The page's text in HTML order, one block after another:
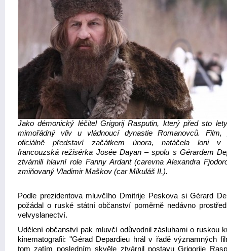
Jako démonický léčitel Grigorij Rasputin, který před sto
mimořádný vliv u vládnoucí dynastie Romanovců.
oficiálně představí začátkem února, natáčela loni v
francouzská režisérka Josée Dayan – spolu s Gérardem
ztvárnili hlavní role Fanny Ardant (carevna Alexandra
zmiňovaný Vladimir Maškov (car Mikuláš II.).
Podle prezidentova mluvčího Dmitrije Peskova si Gérard
požádal o ruské státní občanství poměrně nedávno
velvyslanectví.
Udělení občanství pak mluvčí odůvodnil zásluhami o ruskou
kinematografii: "Gérad Depardieu hrál v řadě významných
tom zatím posledním skvěle ztvárnil postavu Grigorije